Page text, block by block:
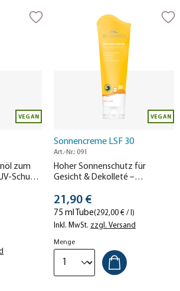
VEGAN
zum
Schutz
VEGAN
Sonnencreme LSF 30
Art.-Nr.: 091
Hoher Sonnenschutz für
Gesicht & Dekolleté –
zusätzlichem Schutz vor IR-
Strahlung.
Stückpreis
21,90 €
75 ml Tube(292,00 € / l)
Inkl. MwSt. zzgl. Versand
Menge